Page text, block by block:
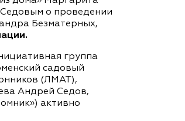
о проведении
Безматерных,
группа
садовый
(ЛМАТ),
Андрей Седов,
активно